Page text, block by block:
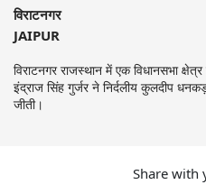
विराटनगर
JAIPUR
विराटनगर राजस्थान में एक विधानसभा
इंद्राज सिंह गुर्जर ने निर्दलीय कुलदीप
जीती।
Share with